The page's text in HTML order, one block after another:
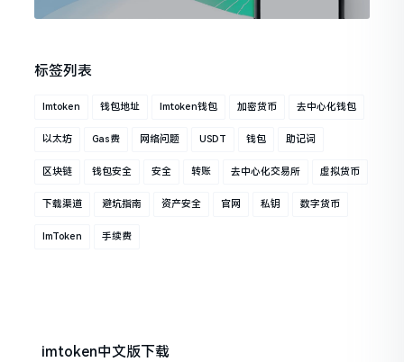
标签列表
Imtoken 钱包地址 Imtoken钱包 加密货币 去中心化钱包
以太坊 Gas费 网络问题 USDT 钱包 助记词
区块链 钱包安全 安全 转账 去中心化交易所 虚拟货币
下载渠道 避坑指南 资产安全 官网 私钥 数字货币
ImToken 手续费
imtoken中文版下载